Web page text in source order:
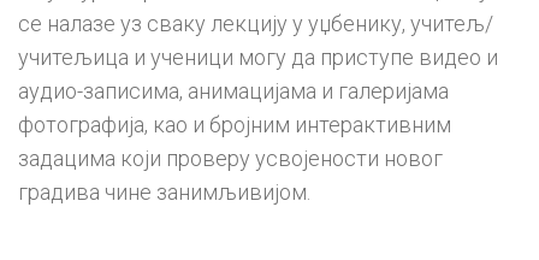
се налазе уз сваку лекцију у уџбенику, учитељ/
учитељица и ученици могу да приступе видео и
аудио-записима, анимацијама и галеријама
фотографија, као и бројним интерактивним
задацима који проверу усвојености новог
градива чине занимљивијом.